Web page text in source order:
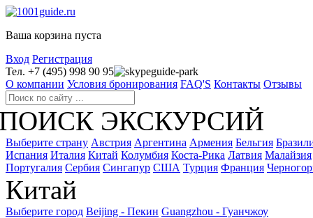
Ваша корзина пуста
Вход Регистрация
Тел. +7 (495) 998 90 95
guide-park
О компании Условия бронирования FAQ'S Контакты Отзывы
ЭКСКУРСИЙ
Выберите страну Австрия Аргентина Армения Бельгия
Испания Италия Китай Колумбия Коста-Рика Латвия Малайзия
Португалия Сербия Сингапур США Турция Франция
Китай
Выберите город Beijing - Пекин Guangzhou - Гуанчжоу